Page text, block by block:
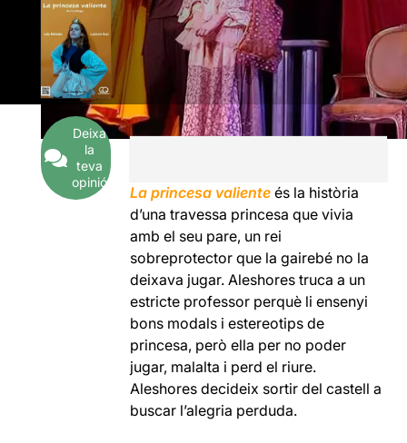
Deixa
la
teva
opinió
La princesa valiente és la història
d’una travessa princesa que vivia
amb el seu pare, un rei
sobreprotector que la gairebé no la
deixava jugar. Aleshores truca a un
estricte professor perquè li ensenyi
bons modals i estereotips de
princesa, però ella per no poder
jugar, malalta i perd el riure.
Aleshores decideix sortir del castell a
buscar l’alegria perduda.